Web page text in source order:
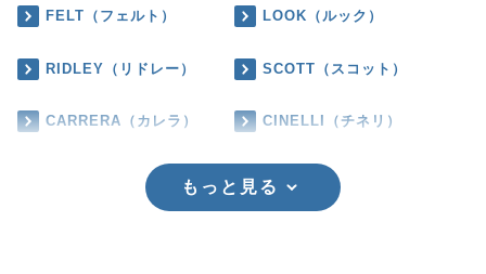
FELT（フェルト） LOOK（ルック）
RIDLEY（リドレー） SCOTT（スコット）
CARRERA（カレラ） CINELLI（チネリ）
もっと見る